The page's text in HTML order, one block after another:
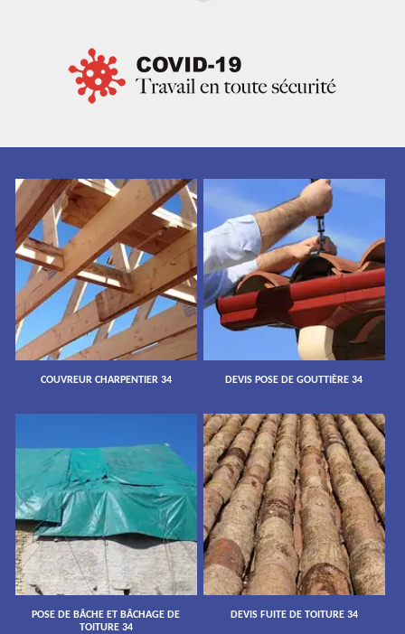
COUVREUR CHARPENTIER 34 DEVIS POSE DE GOUTTIÈRE 34
POSE DE BÂCHE ET BÂCHAGE DE
TOITURE 34
DEVIS FUITE DE TOITURE 34